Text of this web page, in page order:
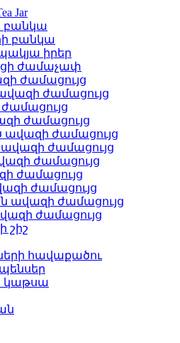
Jar
բանկա
բանկա
իրեր
ժամաչափ
ժամացույց
ժամացույց
ժամացույց
ժամացույց
ավազի ժամացույց
ժամացույց
ժամացույց
ժամացույց
ավազի ժամացույց
ժամացույց
շիշ
հավաքածու
կաթսա